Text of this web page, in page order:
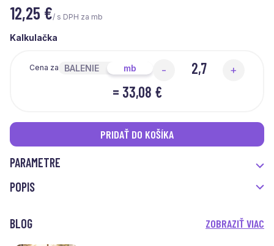
12,25 €/ s DPH za mb
Kalkulačka
Cena za BALENIE mb - +
= 33,08 €
PRIDAŤ DO KOŠÍKA
PARAMETRE
POPIS
BLOG ZOBRAZIŤ VIAC